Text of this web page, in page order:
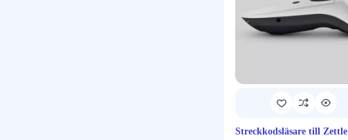
Streckkodsläsare till Zettle